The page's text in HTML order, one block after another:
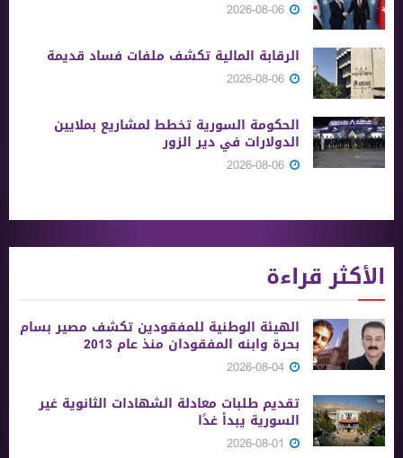
الرقابة المالية تكشف ملفات فساد قديمة
الحكومة السورية تخطط لمشاريع بملايين
الدولارات في دير الزور
الأكثر قراءة
الهيئة الوطنية للمفقودين تكشف مصير بسام
بحرة وابنه المفقودان منذ عام 2013
تقديم طلبات معادلة الشهادات الثانوية ‏غير
السورية يبدأ غدًا